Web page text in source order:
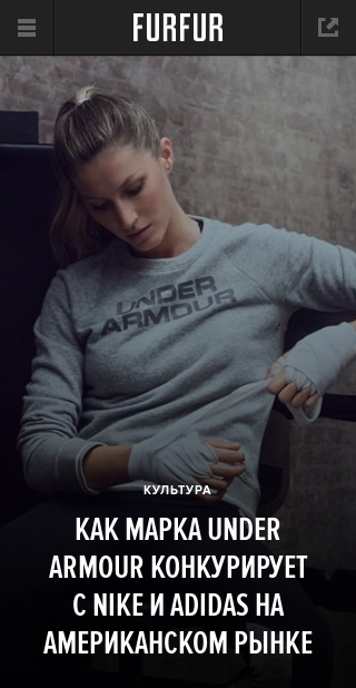
КУЛЬТУРА
КАК МАРКА UNDER
ARMOUR КОНКУРИРУЕТ
С NIKE И ADIDAS НА
АМЕРИКАНСКОМ РЫНКЕ